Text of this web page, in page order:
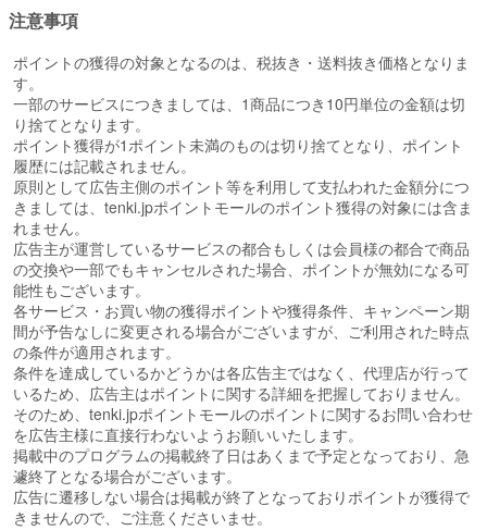
これらの3つ機能により湧き上がるハリ肌へ導くスキンケアラインで
す。
＊L‐エルゴチオネイン液
＊＊加水分解コラーゲン液(4)
アテニアは肌に効くことにこだわった結果、『ドレスリフト』全ラ
インアップに【浸透処方】を採用。
こだわりの浸透処方で長時間隙なくハリを守ります。
注意事項
ポイントの獲得の対象となるのは、税抜き・送料抜き価格となりま
す。
一部のサービスにつきましては、1商品につき10円単位の金額は切
り捨てとなります。
ポイント獲得が1ポイント未満のものは切り捨てとなり、ポイント
履歴には記載されません。
原則として広告主側のポイント等を利用して支払われた金額分につ
きましては、tenki.jpポイントモールのポイント獲得の対象には含ま
れません。
広告主が運営しているサービスの都合もしくは会員様の都合で商品
の交換や一部でもキャンセルされた場合、ポイントが無効になる可
能性もございます。
各サービス・お買い物の獲得ポイントや獲得条件、キャンペーン期
間が予告なしに変更される場合がございますが、ご利用された時点
の条件が適用されます。
条件を達成しているかどうかは各広告主ではなく、代理店が行って
いるため、広告主はポイントに関する詳細を把握しておりません。
そのため、tenki.jpポイントモールのポイントに関するお問い合わせ
を広告主様に直接行わないようお願いいたします。
掲載中のプログラムの掲載終了日はあくまで予定となっており、急
遽終了となる場合がございます。
広告に遷移しない場合は掲載が終了となっておりポイントが獲得で
きませんので、ご注意くださいませ。